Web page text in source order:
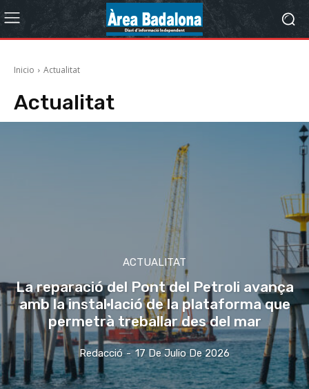
Inicio Actualitat
Actualitat
ACTUALITAT
La reparació del Pont del Petroli avança
amb la instal·lació de la plataforma que
permetrà treballar des del mar
Redacció - 17 De Julio De 2026